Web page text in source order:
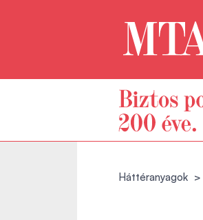
Háttéranyagok